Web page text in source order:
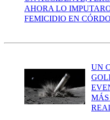
AHORA LO
FEMICIDIO EN
UN